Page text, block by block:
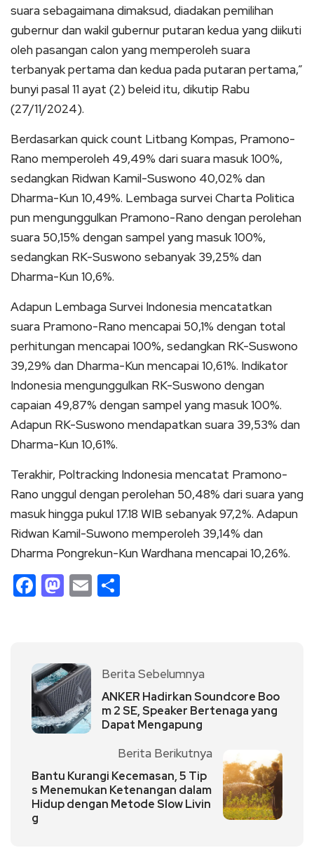
suara sebagaimana dimaksud, diadakan pemilihan
gubernur dan wakil gubernur putaran kedua yang diikuti
oleh pasangan calon yang memperoleh suara
terbanyak pertama dan kedua pada putaran pertama,”
bunyi pasal 11 ayat (2) beleid itu, dikutip Rabu
(27/11/2024).
Berdasarkan quick count Litbang Kompas, Pramono-
Rano memperoleh 49,49% dari suara masuk 100%,
sedangkan Ridwan Kamil-Suswono 40,02% dan
Dharma-Kun 10,49%. Lembaga survei Charta Politica
pun mengunggulkan Pramono-Rano dengan perolehan
suara 50,15% dengan sampel yang masuk 100%,
sedangkan RK-Suswono sebanyak 39,25% dan
Dharma-Kun 10,6%.
Adapun Lembaga Survei Indonesia mencatatkan
suara Pramono-Rano mencapai 50,1% dengan total
perhitungan mencapai 100%, sedangkan RK-Suswono
39,29% dan Dharma-Kun mencapai 10,61%. Indikator
Indonesia mengunggulkan RK-Suswono dengan
capaian 49,87% dengan sampel yang masuk 100%.
Adapun RK-Suswono mendapatkan suara 39,53% dan
Dharma-Kun 10,61%.
Terakhir, Poltracking Indonesia mencatat Pramono-
Rano unggul dengan perolehan 50,48% dari suara yang
masuk hingga pukul 17.18 WIB sebanyak 97,2%. Adapun
Ridwan Kamil-Suwono memperoleh 39,14% dan
Dharma Pongrekun-Kun Wardhana mencapai 10,26%.
Facebook
Mastodon
Email
Berita Sebelumnya
ANKER Hadirkan Soundcore Boo
m 2 SE, Speaker Bertenaga yang
Dapat Mengapung
Berita Berikutnya
Bantu Kurangi Kecemasan, 5 Tip
s Menemukan Ketenangan dalam
Hidup dengan Metode Slow Livin
g